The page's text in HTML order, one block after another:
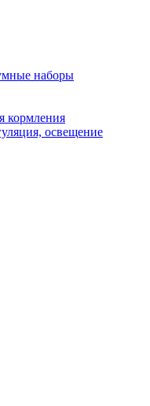
наборы
кормления
освещение